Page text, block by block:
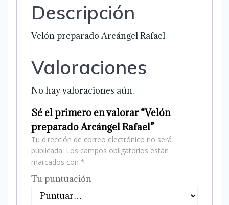
Descripción
Velón preparado Arcángel Rafael
Valoraciones
No hay valoraciones aún.
Sé el primero en valorar “Velón
preparado Arcángel Rafael”
Tu dirección de correo electrónico no será
publicada. Los campos obligatorios están
marcados con *
Tu puntuación